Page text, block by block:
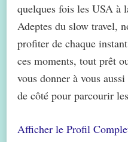
quelques fois les USA à
Adeptes du slow travel,
profiter de chaque
ces moments, tout prêt
vous donner à vous
de côté pour parcourir
Afficher le Profil